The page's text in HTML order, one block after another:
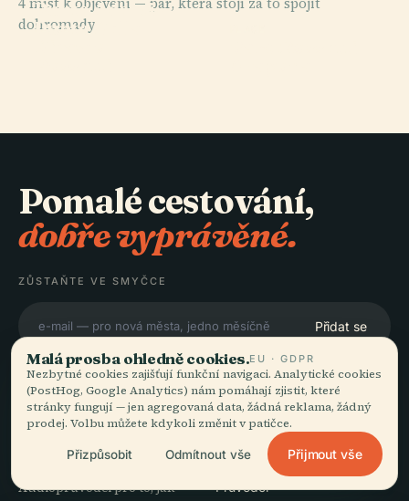
dohromady.
Punta Aderci -
Punta Della
PLACE
Pomalé cestování,
dobře vyprávěné.
ZŮSTAŇTE VE SMYČCE
Přidat se
Audiala
Audioprůvodci pro to, jak
OBJEVUJTE
Destinace
Průvodci
Malá prosba ohledně cookies.EU · GDPR
Nezbytné cookies zajišťují funkční navigaci. Analytické cookies
(PostHog, Google Analytics) nám pomáhají zjistit, které
stránky fungují — jen agregovaná data, žádná reklama, žádný
prodej. Volbu můžete kdykoli změnit v patičce.
Přizpůsobit Odmítnout vše Přijmout vše